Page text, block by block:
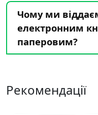
Чому ми
електронним
паперовим?
Рекомендації